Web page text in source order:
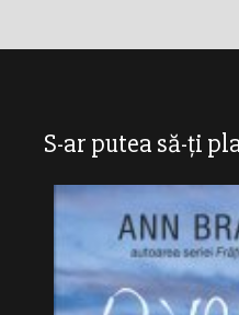
S-ar putea să-ți